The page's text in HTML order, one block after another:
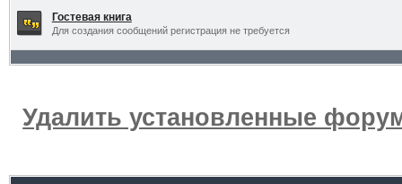
Гостевая книга
Для создания сообщений регистрация не требуется
Удалить установленные